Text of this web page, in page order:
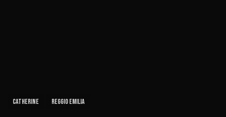
Catherine Reggio Emilia